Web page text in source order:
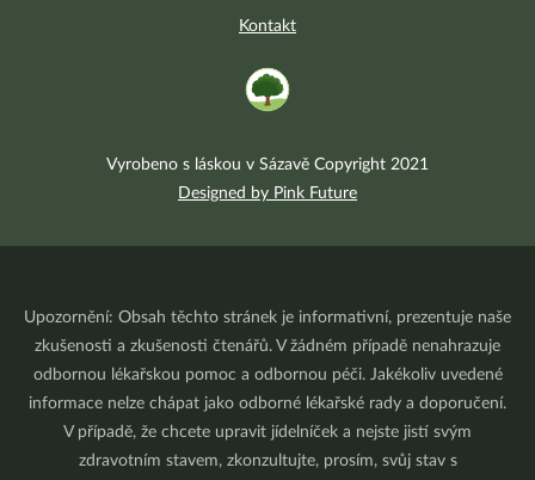
Kontakt
Vyrobeno s láskou v Sázavě Copyright 2021
Designed by Pink Future
Upozornění: Obsah těchto stránek je informativní, prezentuje naše
zkušenosti a zkušenosti čtenářů. V žádném případě nenahrazuje
odbornou lékařskou pomoc a odbornou péči. Jakékoliv uvedené
informace nelze chápat jako odborné lékařské rady a doporučení.
V případě, že chcete upravit jídelníček a nejste jistí svým
zdravotním stavem, zkonzultujte, prosím, svůj stav s